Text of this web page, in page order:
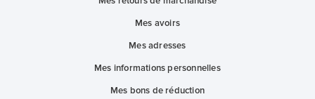
Mes avoirs
Mes adresses
Mes informations personnelles
Mes bons de réduction